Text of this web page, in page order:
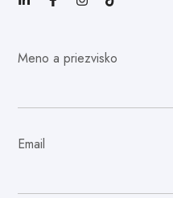
Meno a priezvisko
Email